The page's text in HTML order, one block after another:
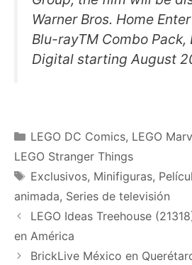
Warner Bros. Home
Blu-rayTM Combo Pack,
Digital starting August
Categories
LEGO DC Comics, LEGO
LEGO Stranger Things
Tags
Exclusivos, Minifiguras,
animada, Series de televisión
LEGO Ideas Treehouse
en América
BrickLive México en